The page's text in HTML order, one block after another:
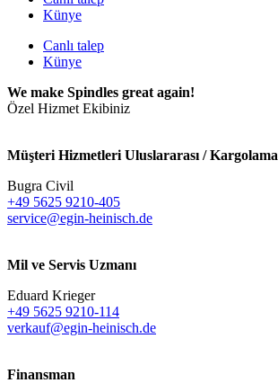
Künye
Canlı talep
Künye
We make Spindles great again!
Özel Hizmet Ekibiniz
Müşteri Hizmetleri Uluslararası / Kargolama
Bugra Civil
+49 5625 9210-405
service@egin-heinisch.de
Mil ve Servis Uzmanı
Eduard Krieger
+49 5625 9210-114
verkauf@egin-heinisch.de
Finansman